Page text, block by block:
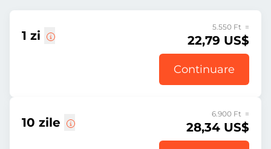
1 zi
5.550 Ft =
22,79 US$
Continuare
10 zile
6.900 Ft =
28,34 US$